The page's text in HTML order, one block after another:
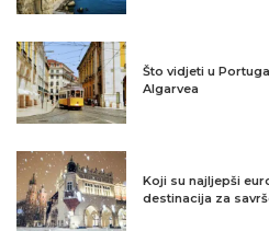
Što vidjeti u
Algarvea
Koji su najljepši
destinacija za